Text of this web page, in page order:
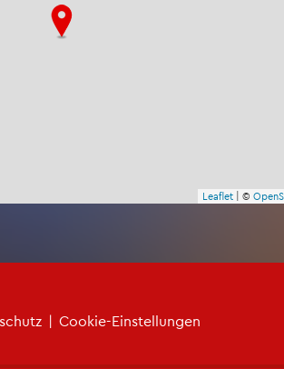
Leaf­let| ©
| Coo­kie-Ein­stel­lun­gen